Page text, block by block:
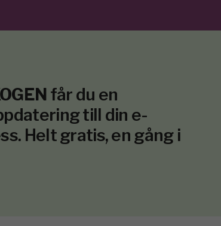
får du en
till din e-
Helt gratis, en gång i